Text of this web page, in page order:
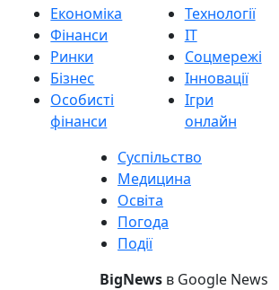
Економіка
Фінанси
Ринки
Бізнес
Особисті
фінанси
Технології
IT
Соцмережі
Інновації
Ігри
онлайн
Суспільство
Медицина
Освіта
Погода
Події
BigNews в Google News